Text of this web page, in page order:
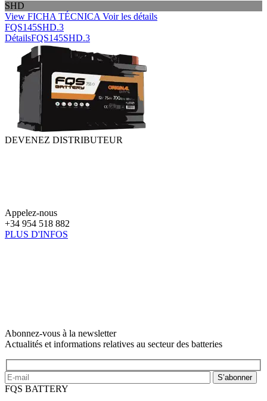
SHD
View FICHA TÉCNICA Voir les détails
FQS145SHD.3
DétailsFQS145SHD.3
DEVENEZ DISTRIBUTEUR
Appelez-nous
+34 954 518 882
PLUS D'INFOS
Abonnez-vous à la newsletter
Actualités et informations relatives au secteur des batteries
S’abonner
FQS BATTERY